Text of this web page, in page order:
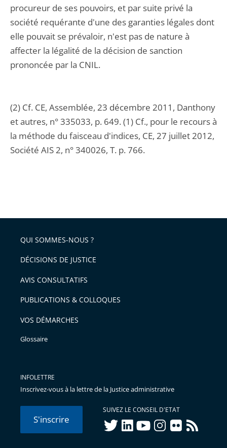
procureur de ses pouvoirs, et par suite privé la
société requérante d'une des garanties légales dont
elle pouvait se prévaloir, n'est pas de nature à
affecter la légalité de la décision de sanction
prononcée par la CNIL.
(2) Cf. CE, Assemblée, 23 décembre 2011, Danthony
et autres, n° 335033, p. 649. (1) Cf., pour le recours à
la méthode du faisceau d'indices, CE, 27 juillet 2012,
Société AIS 2, n° 340026, T. p. 766.
QUI SOMMES-NOUS ?
DÉCISIONS DE JUSTICE
AVIS CONSULTATIFS
PUBLICATIONS & COLLOQUES
VOS DÉMARCHES
Glossaire
INFOLETTRE
Inscrivez-vous à la lettre de la Justice administrative
S'inscrire
SUIVEZ LE CONSEIL D'ETAT
twitterlinkedInyoutubeinstagram
flickr rss